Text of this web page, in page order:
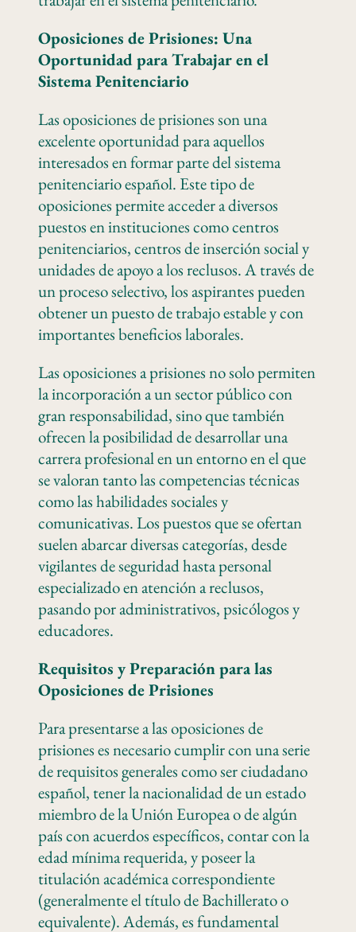
Oposiciones de Prisiones: Una
Oportunidad para Trabajar en el
Sistema Penitenciario
Las oposiciones de prisiones son una
excelente oportunidad para aquellos
interesados en formar parte del sistema
penitenciario español. Este tipo de
oposiciones permite acceder a diversos
puestos en instituciones como centros
penitenciarios, centros de inserción social y
unidades de apoyo a los reclusos. A través de
un proceso selectivo, los aspirantes pueden
obtener un puesto de trabajo estable y con
importantes beneficios laborales.
Las oposiciones a prisiones no solo permiten
la incorporación a un sector público con
gran responsabilidad, sino que también
ofrecen la posibilidad de desarrollar una
carrera profesional en un entorno en el que
se valoran tanto las competencias técnicas
como las habilidades sociales y
comunicativas. Los puestos que se ofertan
suelen abarcar diversas categorías, desde
vigilantes de seguridad hasta personal
especializado en atención a reclusos,
pasando por administrativos, psicólogos y
educadores.
Requisitos y Preparación para las
Oposiciones de Prisiones
Para presentarse a las oposiciones de
prisiones es necesario cumplir con una serie
de requisitos generales como ser ciudadano
español, tener la nacionalidad de un estado
miembro de la Unión Europea o de algún
país con acuerdos específicos, contar con la
edad mínima requerida, y poseer la
titulación académica correspondiente
(generalmente el título de Bachillerato o
equivalente). Además, es fundamental